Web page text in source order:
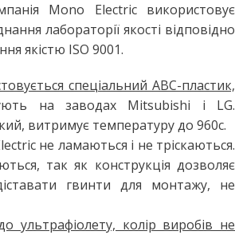
Mono Electric використовує
лабораторії якості відповідно
якістю ISO 9001.
спеціальний АВС-пластик,
на заводах Mitsubishi і LG.
витримує температуру до 960с.
не ламаються і не тріскаються.
так як конструкція дозволяє
гвинти для монтажу, не
ультрафіолету, колір виробів не